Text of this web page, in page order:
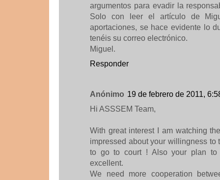
argumentos para evadir la
Solo con leer el artículo de
aportaciones, se hace evidente lo
tenéis su correo electrónico.
Miguel.
Responder
Anónimo 19 de febrero de 2011,
Hi ASSSEM Team,
With great interest I am watching
impressed about your willingness to
to go to court ! Also your plan to
excellent.
We need more cooperation